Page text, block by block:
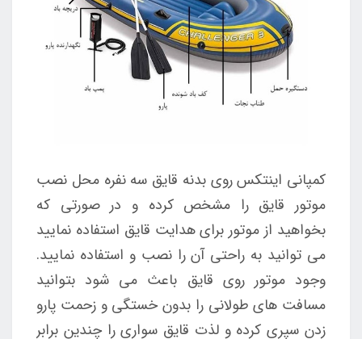
کمپانی اینتکس روی بدنه قایق سه نفره محل نصب
موتور قایق را مشخص کرده و در صورتی که
بخواهید از موتور برای هدایت قایق استفاده نمایید
می توانید به راحتی آن را نصب و استفاده نمایید.
وجود موتور روی قایق باعث می شود بتوانید
مسافت های طولانی را بدون خستگی و زحمت پارو
زدن سپری کرده و لذت قایق سواری را چندین برابر